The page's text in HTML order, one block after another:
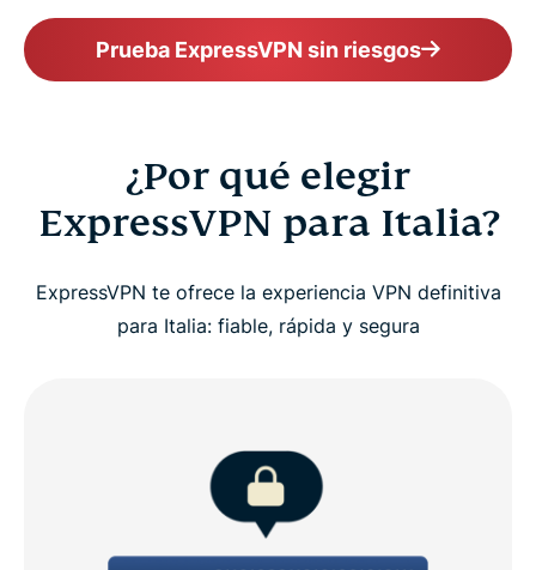
Prueba ExpressVPN sin riesgos
¿Por qué elegir
ExpressVPN para Italia?
ExpressVPN te ofrece la experiencia VPN definitiva
para Italia: fiable, rápida y segura